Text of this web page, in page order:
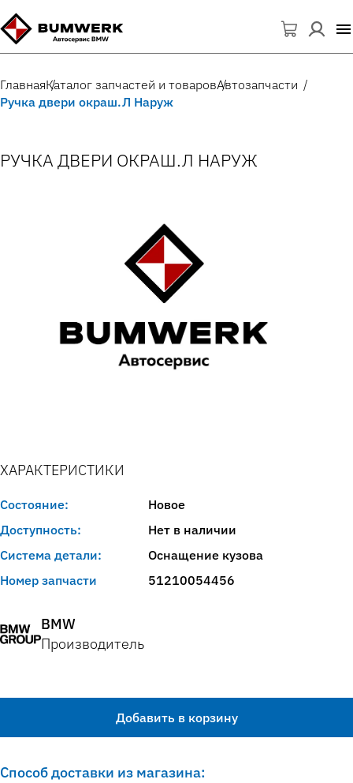
ГлавнаяКаталог запчастей и товаровАвтозапчасти
Ручка двери окраш.Л Наруж
РУЧКА ДВЕРИ ОКРАШ.Л НАРУЖ
ХАРАКТЕРИСТИКИ
Состояние:
Новое
Доступность:
Нет в наличии
Система детали:
Оснащение кузова
Номер запчасти
51210054456
BMW
Производитель
Добавить в корзину
Способ доставки из магазина: